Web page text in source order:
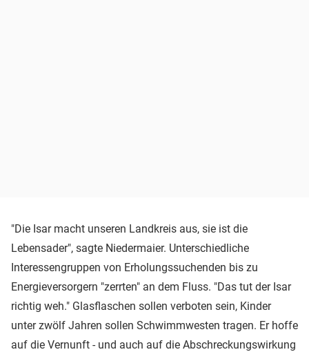
"Die Isar macht unseren Landkreis aus, sie ist die
Lebensader", sagte Niedermaier. Unterschiedliche
Interessengruppen von Erholungssuchenden bis zu
Energieversorgern "zerrten" an dem Fluss. "Das tut der Isar
richtig weh." Glasflaschen sollen verboten sein, Kinder
unter zwölf Jahren sollen Schwimmwesten tragen. Er hoffe
auf die Vernunft - und auch auf die Abschreckungswirkung